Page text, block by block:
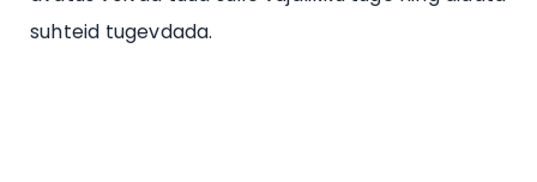
suhteid tugevdada.